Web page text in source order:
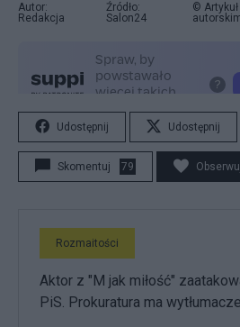
Autor:
Redakcja
Źródło:
Salon24
©
Udostępnij Udostępnij
Skomentuj 79
Rozmaitości
Aktor z "M jak miłość"
PiS. Prokuratura ma